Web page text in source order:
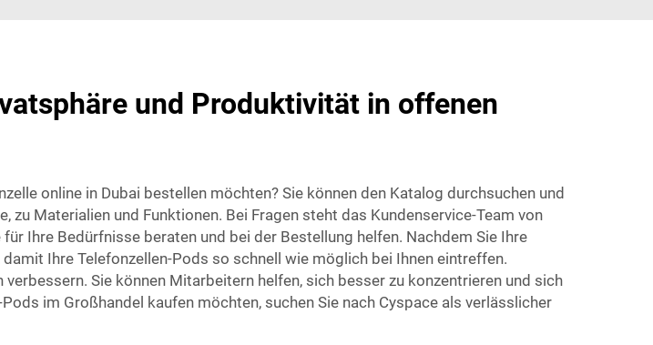
und Produktivität in offenen
online in Dubai bestellen möchten? Sie können den Katalog durchsuchen und
zu Materialien und Funktionen. Bei Fragen steht das Kundenservice-Team von
Ihre Bedürfnisse beraten und bei der Bestellung helfen. Nachdem Sie Ihre
Ihre Telefonzellen-Pods so schnell wie möglich bei Ihnen eintreffen.
Sie können Mitarbeitern helfen, sich besser zu konzentrieren und sich
im Großhandel kaufen möchten, suchen Sie nach Cyspace als verlässlicher